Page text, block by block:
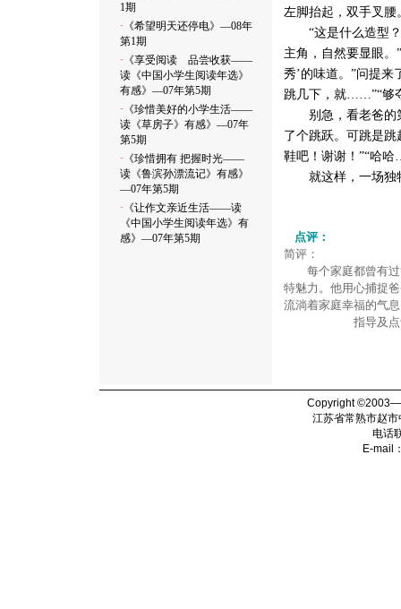
1期
· 《希望明天还停电》 —08年
第1期
· 《享受阅读 品尝收获——
读《中国小学生阅读年选》
有感》 —07年第5期
· 《珍惜美好的小学生活——
读《草房子》有感》 —07年
第5期
· 《珍惜拥有 把握时光——
读《鲁滨孙漂流记》有感》
—07年第5期
· 《让作文亲近生活——读
《中国小学生阅读年选》有
感》 —07年第5期
左脚抬起，双手叉
“这是什么造型？”
主角，自然要显眼
秀’的味道。”问提来
跳几下，就……”“够
别急，看老爸的第
了个跳跃。可跳是跳
鞋吧！谢谢！”“哈
就这样，一场独特
点评：
简评：
每个家庭都曾有过“
特魅力。他用心捕捉
流淌着家庭幸福的气
指导及点评老
Copyright
江苏省常熟市赵
电话
E-mail